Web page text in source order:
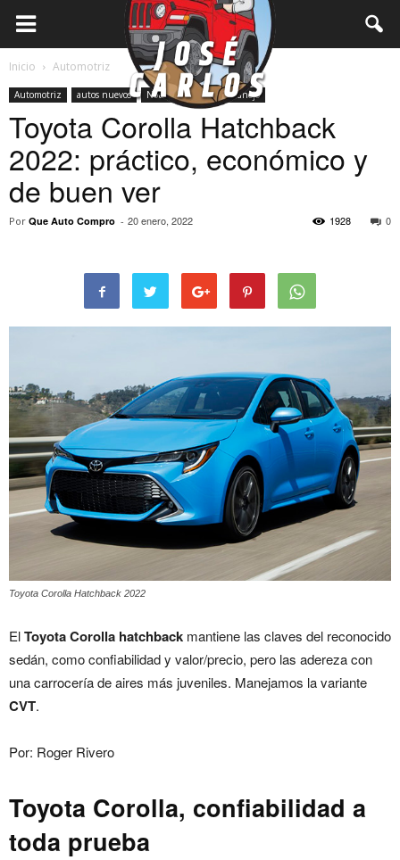
Inicio Automotriz
Automotriz autos nuevos Notas prueba de manejo
Toyota Corolla Hatchback
2022: práctico, económico y
de buen ver
Por Que Auto Compro - 20 enero, 2022 0
1928
Toyota Corolla Hatchback 2022
ElToyota Corolla hatchback mantiene las claves del reconocido
sedán, como confiabilidad y valor/precio, pero las adereza con
una carrocería de aires más juveniles. Manejamos la variante
CVT.
Por: Roger Rivero
Toyota Corolla, confiabilidad a
toda prueba